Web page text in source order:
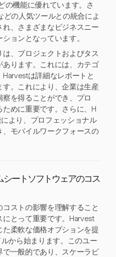
の機能に優れています。さ
どの人気ツールとの統合によ
、さまざまなビジネスニー
ョンとなっています。
、プロジェクトおよびタス
ります。これには、カテゴ
は詳細なレポートと
。これにより、企業は生産
を得ることができ、プロ
めに重要です。さらに、H
より、プロフェッショナル
モバイルワークフォースの
ートソフトウェアのコス
ストの影響を理解すること
とって重要です。Harvest
柔軟な価格オプションを提
から始まります。このユー
一般的であり、スケーラビ